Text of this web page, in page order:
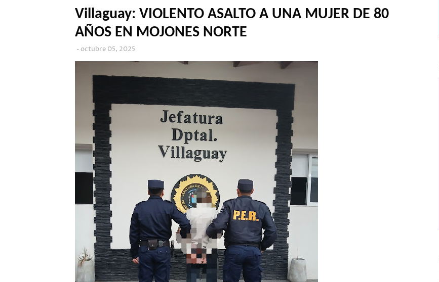
Villaguay: VIOLENTO ASALTO A UNA MUJER DE 80
AÑOS EN MOJONES NORTE
octubre 05, 2025